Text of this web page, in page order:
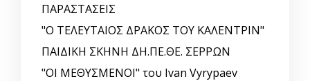
ΠΑΡΑΣΤΑΣΕΙΣ
"Ο ΤΕΛΕΥΤΑΙΟΣ ΔΡΑΚΟΣ ΤΟΥ ΚΑΛΕΝΤΡΙΝ"
ΠΑΙΔΙΚΗ ΣΚΗΝΗ ΔΗ.ΠΕ.ΘΕ. ΣΕΡΡΩΝ
"ΟΙ ΜΕΘΥΣΜΕΝΟΙ" του Ivan Vyrypaev